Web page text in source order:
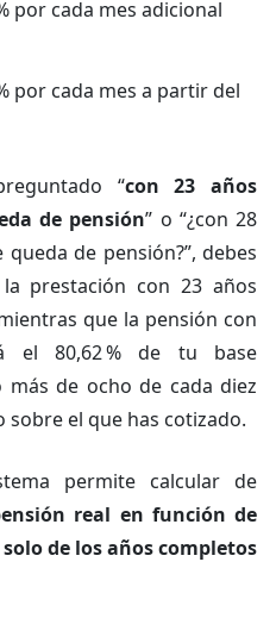
por cada mes adicional
por cada mes a partir del
“con 23 años
de pensión” o “¿con 28
de pensión?”, debes
prestación con 23 años
que la pensión con
el 80,62 % de tu base
más de ocho de cada diez
el que has cotizado.
permite calcular de
real en función de
de los años completos